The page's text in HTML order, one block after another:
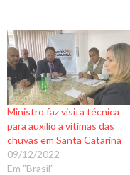
Ministro faz visita técnica
para auxílio a vítimas das
chuvas em Santa Catarina
09/12/2022
Em "Brasil"